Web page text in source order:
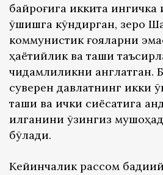
байроғига иккита ингичка
қўшишга кўндирган, зеро
коммунистик ғояларни
ҳаётийлик ва ташқи
чидамлиликни англатган.
суверен давлатнинг икки
ташқи ва ички сиёсатига
қилганини ўзингиз
бўлади.
Кейинчалик рассом